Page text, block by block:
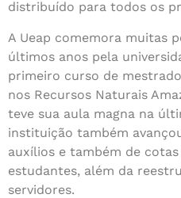
distribuído para todos os
A Ueap comemora muitas
últimos anos pela
primeiro curso de
nos Recursos Naturais
teve sua aula magna na
instituição também
auxílios e também de
estudantes, além da
servidores.